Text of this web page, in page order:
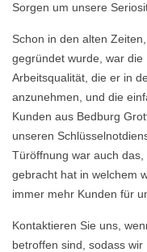
Sorgen um unsere
Schon in den alten
gegründet wurde, war
Arbeitsqualität, die er in
anzunehmen, und die
Kunden aus Bedburg
unseren
Türöffnung war auch
gebracht hat in welchem
immer mehr Kunden für
Kontaktieren Sie uns,
betroffen sind, sodass